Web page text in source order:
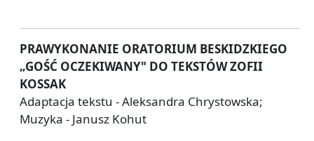
PRAWYKONANIE ORATORIUM BESKIDZKIEGO
„GOŚĆ OCZEKIWANY" DO TEKSTÓW ZOFII
KOSSAK
Adaptacja tekstu - Aleksandra Chrystowska;
Muzyka - Janusz Kohut